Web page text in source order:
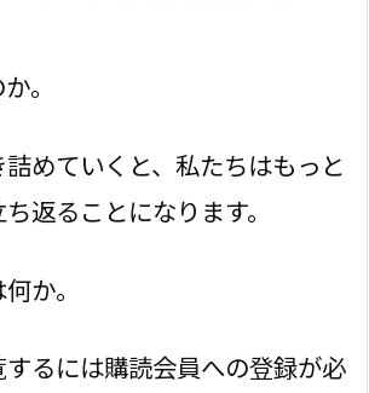
。
めていくと、私たちはもっと
返ることになります。
か。
るには購読会員への登録が必